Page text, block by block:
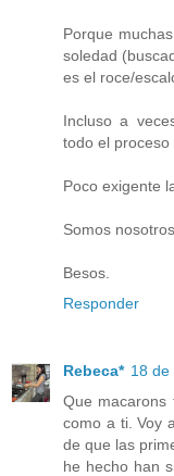
Porque
soledad
es el roce/
Incluso a
todo el proceso
Poco exigente
Somos
Besos.
Responder
Rebeca* 18 de
Que macarons
como a ti. Voy
de que las
he hecho han